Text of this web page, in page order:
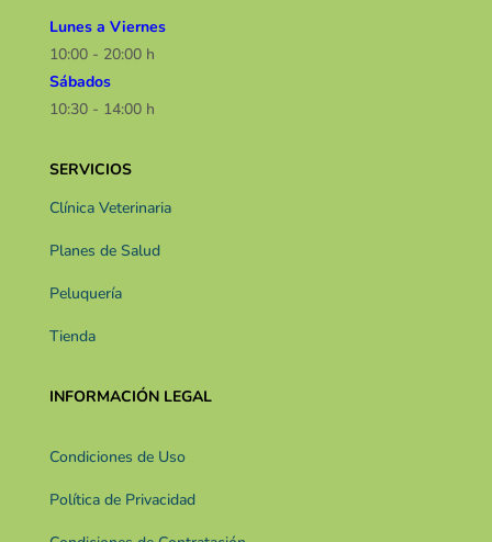
Lunes a Viernes
10:00 - 20:00 h
Sábados
10:30 - 14:00 h​​
SERVICIOS
Clínica Veterinaria
Planes de Salud
Peluquería
Tienda
INFORMACIÓN LEGAL
Condiciones de Uso
Política de Privacidad